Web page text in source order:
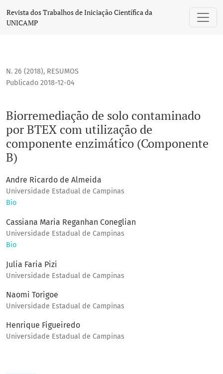
Biorremediação de solo contaminado por BTEX com
Revista dos Trabalhos de Iniciação Científica da
UNICAMP
N. 26 (2018), RESUMOS
Biorremediação de solo contaminado
por BTEX com utilização de
componente enzimático (Componente
B)
Publicado 2018-12-04
Andre Ricardo de Almeida
Universidade Estadual de Campinas
Bio
Cassiana Maria Reganhan Coneglian
Universidade Estadual de Campinas
Bio
Julia Faria Pizi
Universidade Estadual de Campinas
Naomi Torigoe
Universidade Estadual de Campinas
Henrique Figueiredo
Universidade Estadual de Campinas